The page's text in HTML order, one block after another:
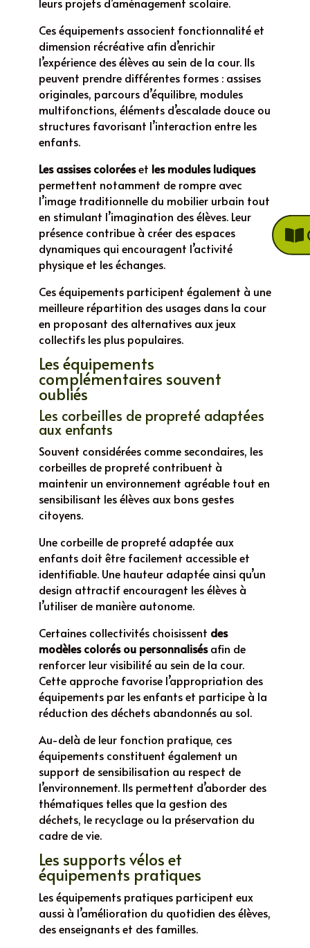
Ces équipements associent fonctionnalité et
dimension récréative afin d’enrichir
l’expérience des élèves au sein de la cour. Ils
peuvent prendre différentes formes : assises
originales, parcours d’équilibre, modules
multifonctions, éléments d’escalade douce ou
structures favorisant l’interaction entre les
enfants.
Les assises coloréeset les modules ludiques
permettent notamment de rompre avec
l’image traditionnelle du mobilier urbain tout
en stimulant l’imagination des élèves. Leur
présence contribue à créer des espaces
dynamiques qui encouragent l’activité
physique et les échanges.
Ces équipements participent également à une
meilleure répartition des usages dans la cour
en proposant des alternatives aux jeux
collectifs les plus populaires.
Les équipements
complémentaires souvent
oubliés
Les corbeilles de propreté adaptées
aux enfants
Souvent considérées comme secondaires, les
corbeilles de propreté contribuent à
maintenir un environnement agréable tout en
sensibilisant les élèves aux bons gestes
citoyens.
Une corbeille de propreté adaptée aux
enfants doit être facilement accessible et
identifiable. Une hauteur adaptée ainsi qu’un
design attractif encouragent les élèves à
l’utiliser de manière autonome.
Certaines collectivités choisissent des
modèles colorés ou personnalisésafin de
renforcer leur visibilité au sein de la cour.
Cette approche favorise l’appropriation des
équipements par les enfants et participe à la
réduction des déchets abandonnés au sol.
Au-delà de leur fonction pratique, ces
équipements constituent également un
support de sensibilisation au respect de
l’environnement. Ils permettent d’aborder des
thématiques telles que la gestion des
déchets, le recyclage ou la préservation du
cadre de vie.
Les supports vélos et
équipements pratiques
Les équipements pratiques participent eux
aussi à l’amélioration du quotidien des élèves,
des enseignants et des familles.